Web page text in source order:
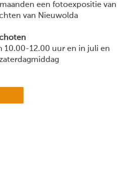
een fotoexpositie van
van Nieuwolda
10.00-12.00 uur en in juli en